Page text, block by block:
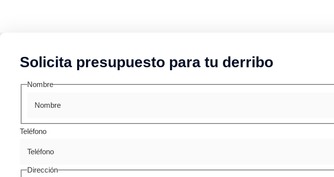
Solicita presupuesto para tu derribo
Nombre
Teléfono
Dirección